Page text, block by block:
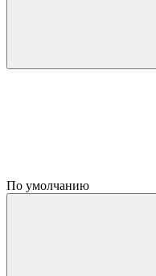
По умолчанию